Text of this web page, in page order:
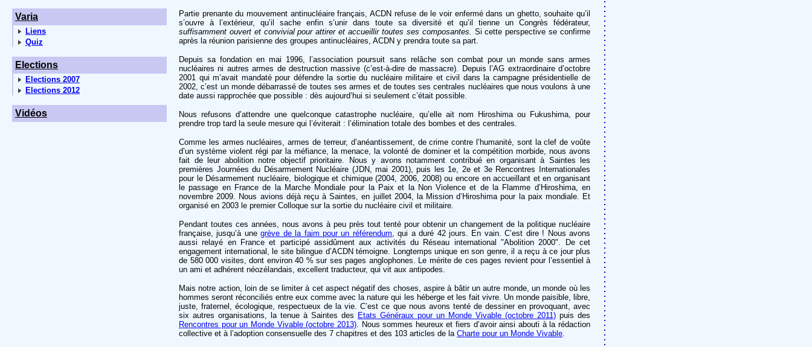
Varia
Liens
Quiz
Elections
Elections 2007
Elections 2012
Vidéos
Partie prenante du mouvement antinucléaire français, ACDN refuse de le voir enfermé dans un ghetto, souhaite qu’il
s’ouvre à l’extérieur, qu’il sache enfin s’unir dans toute sa diversité et qu’il tienne un Congrès fédérateur,
suffisamment ouvert et convivial pour attirer et accueillir toutes ses composantes. Si cette perspective se confirme
après la réunion parisienne des groupes antinucléaires, ACDN y prendra toute sa part.
Depuis sa fondation en mai 1996, l’association poursuit sans relâche son combat pour un monde sans armes
nucléaires ni autres armes de destruction massive (c’est-à-dire de massacre). Depuis l’AG extraordinaire d’octobre
2001 qui m’avait mandaté pour défendre la sortie du nucléaire militaire et civil dans la campagne présidentielle de
2002, c’est un monde débarrassé de toutes ses armes et de toutes ses centrales nucléaires que nous voulons à une
date aussi rapprochée que possible : dès aujourd’hui si seulement c’était possible.
Nous refusons d’attendre une quelconque catastrophe nucléaire, qu’elle ait nom Hiroshima ou Fukushima, pour
prendre trop tard la seule mesure qui l’éviterait : l’élimination totale des bombes et des centrales.
Comme les armes nucléaires, armes de terreur, d’anéantissement, de crime contre l’humanité, sont la clef de voûte
d’un système violent régi par la méfiance, la menace, la volonté de dominer et la compétition morbide, nous avons
fait de leur abolition notre objectif prioritaire. Nous y avons notamment contribué en organisant à Saintes les
premières Journées du Désarmement Nucléaire (JDN, mai 2001), puis les 1e, 2e et 3e Rencontres Internationales
pour le Désarmement nucléaire, biologique et chimique (2004, 2006, 2008) ou encore en accueillant et en organisant
le passage en France de la Marche Mondiale pour la Paix et la Non Violence et de la Flamme d’Hiroshima, en
novembre 2009. Nous avions déjà reçu à Saintes, en juillet 2004, la Mission d’Hiroshima pour la paix mondiale. Et
organisé en 2003 le premier Colloque sur la sortie du nucléaire civil et militaire.
Pendant toutes ces années, nous avons à peu près tout tenté pour obtenir un changement de la politique nucléaire
française, jusqu’à unegrève de la faim pour un référendum, qui a duré 42 jours. En vain. C’est dire ! Nous avons
aussi relayé en France et participé assidûment aux activités du Réseau international "Abolition 2000". De cet
engagement international, le site bilingue d’ACDN témoigne. Longtemps unique en son genre, il a reçu à ce jour plus
de 580 000 visites, dont environ 40 % sur ses pages anglophones. Le mérite de ces pages revient pour l’essentiel à
un ami et adhérent néozélandais, excellent traducteur, qui vit aux antipodes.
Mais notre action, loin de se limiter à cet aspect négatif des choses, aspire à bâtir un autre monde, un monde où les
hommes seront réconciliés entre eux comme avec la nature qui les héberge et les fait vivre. Un monde paisible, libre,
juste, fraternel, écologique, respectueux de la vie. C’est ce que nous avons tenté de dessiner en provoquant, avec
six autres organisations, la tenue à Saintes des Etats Généraux pour un Monde Vivable (octobre 2011) puis des
Rencontres pour un Monde Vivable (octobre 2013). Nous sommes heureux et fiers d’avoir ainsi abouti à la rédaction
collective et à l’adoption consensuelle des 7 chapitres et des 103 articles de la Charte pour un Monde Vivable.